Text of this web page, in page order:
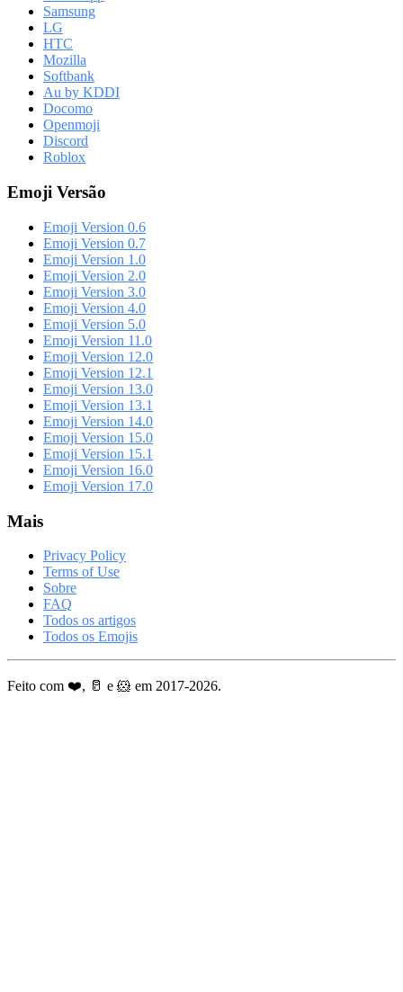
Samsung
LG
HTC
Mozilla
Softbank
Au by KDDI
Docomo
Openmoji
Discord
Roblox
Emoji Versão
Emoji Version 0.6
Emoji Version 0.7
Emoji Version 1.0
Emoji Version 2.0
Emoji Version 3.0
Emoji Version 4.0
Emoji Version 5.0
Emoji Version 11.0
Emoji Version 12.0
Emoji Version 12.1
Emoji Version 13.0
Emoji Version 13.1
Emoji Version 14.0
Emoji Version 15.0
Emoji Version 15.1
Emoji Version 16.0
Emoji Version 17.0
Mais
Privacy Policy
Terms of Use
Sobre
FAQ
Todos os artigos
Todos os Emojis
Feito com ❤️, 🥛 e 🐹 em 2017-2026.